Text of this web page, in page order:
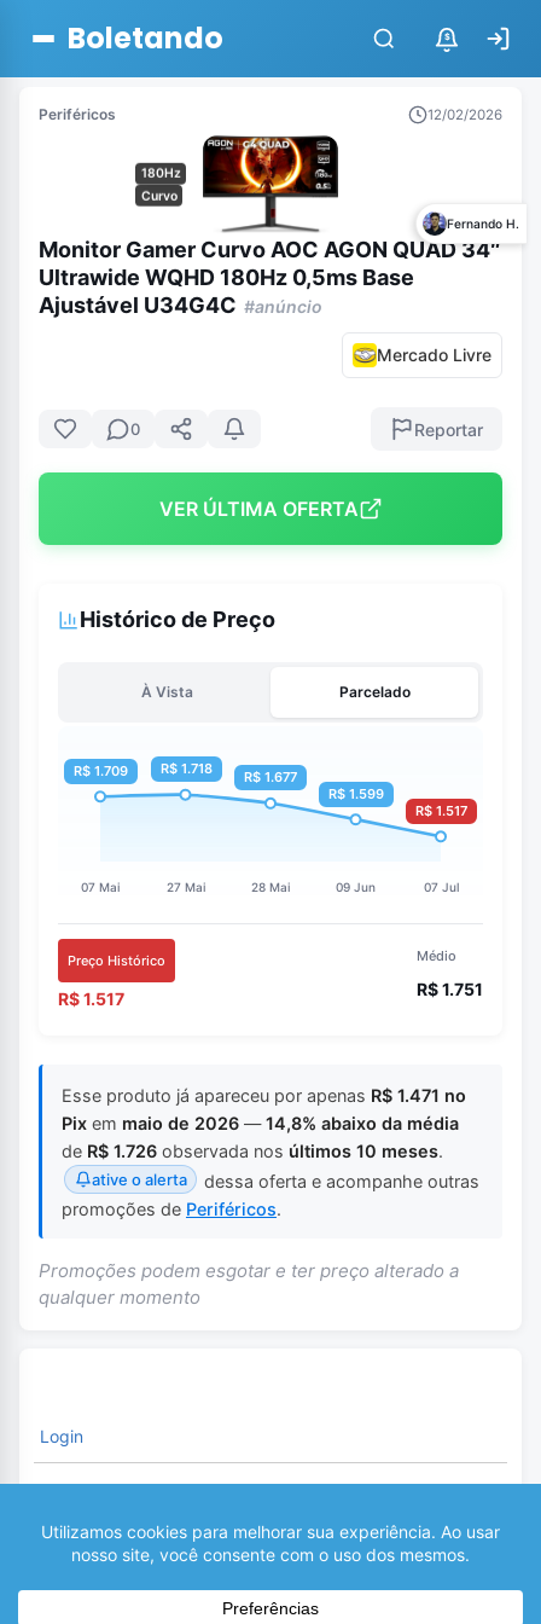
Boletando $
Periféricos 12/02/2026
180Hz
Curvo
Fernando H.
Monitor Gamer Curvo AOC AGON QUAD 34″
Ultrawide WQHD 180Hz 0,5ms Base
Ajustável U34G4C #anúncio
Mercado Livre
0 Reportar
VER ÚLTIMA OFERTA
Histórico de Preço
À Vista Parcelado
Preço Histórico
R$ 1.517
Médio
R$ 1.751
Esse produto já apareceu por apenas R$ 1.471 no
Pix em maio de 2026 —14,8% abaixo da média
de R$ 1.726 observada nos últimos 10 meses.
ative o alerta
dessa oferta e acompanhe outras
promoções de Periféricos.
Promoções podem esgotar e ter preço alterado a
qualquer momento
Login
COMENTÁRIOS